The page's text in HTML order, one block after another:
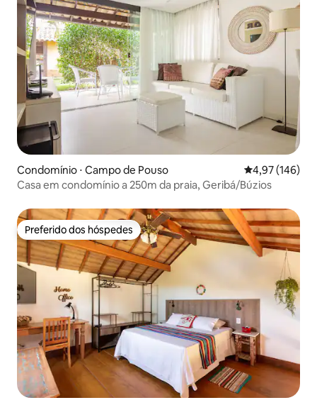
Condomínio ⋅ Campo de Pouso 4,97 de uma
4,97 (146)
Casa em condomínio a 250m da praia, Geribá/Búzios
Preferido dos hóspedes
Preferido dos hóspedes